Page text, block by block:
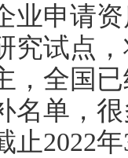
业申请
究试点
，全国
名单，
止2022